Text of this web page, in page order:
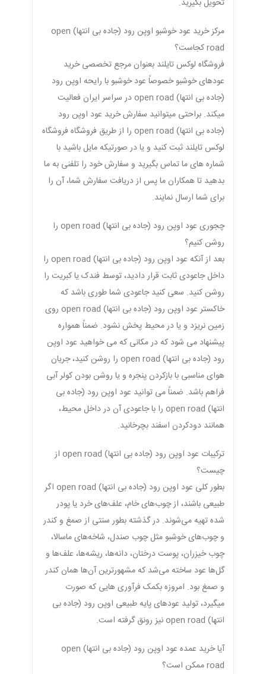
تحویل بگیرید.
مرکز خرید عود خوشبو اوپن رود (جاده بی انتها) open
road کجاست؟
فروشگاه لوکس تایلند بعنوان مرجع تخصصی خرید
عودهای خوشبو خصوصاً عود خوشبو با رایحه اوپن رود
(جاده بی انتها) open road در سراسر ایران فعالیت
میکند. براحتی میتوانید سفارش خرید عود اوپن رود
(جاده بی انتها) open road را از طریق فروشگاه فروشگاه
لوکس تایلند ثبت کنید و یا در صورتیکه مایل باشید با
شماره های ما تماس بگیرید و سفارش خود را تلفنی به ما
بدهید تا همکاران ما پس از دریافت سفارش شما، آن را
برای شما ارسال نمایند.
چجوری عود اوپن رود (جاده بی انتها) open road را
روشن کنیم؟
بعد از آنکه عود اوپن رود (جاده بی انتها) open road را
داخل جاعودی ثابت قرار دادید، توسط فندک یا کبریت را
روشن کنید. سعی کنید جاعودی شما طوری باشد که
خاکستر عود اوپن رود (جاده بی انتها) open road روی
زمین نریزد و یا در محیط پخش نشود. ضمناً همواره
پیشنهاد می شود که در مکانی که می خواهید عود اوپن
رود (جاده بی انتها) open road را روشن کنید، جریان
هوای مناسبی با بازکردن پنجره و یا روشن بودن کولر آبی
فراهم باشد. ضمناً می توانید عود اوپن رود (جاده بی
انتها) open road را با جاعودی آن در داخل محیط،
همانند دودکردن اسفند بچرخانید.
ترکیبات عود اوپن رود (جاده بی انتها) open road از
چیست؟
بطور کلی عود اوپن رود (جاده بی انتها) open road اگر
طبیعی باشند، از چوب‌های خام، علف‌های خرد یا پودر
شده تهیه می‌شوند. در گذشته بطور سنتی از صمغ و کندر
و چوب‌های خوشبو مثل چوب صندل، شاخه‌های ماسالا،
چوب خیزران، پوست درختان، دانه‌ها، ریشه‌ها، علف‌ها و
گل‌ها عود ساخته می‌شد که مشهورترین آن‌ها همان کندر
و صمغ بود. امروزه بکمک فرآوری هایی که صورت
میگیرد، تولید عودهای پایه طبیعی اوپن رود (جاده بی
انتها) open road نیز رونق گرفته است.
آیا خرید عمده عود اوپن رود (جاده بی انتها) open
road ممکن است؟